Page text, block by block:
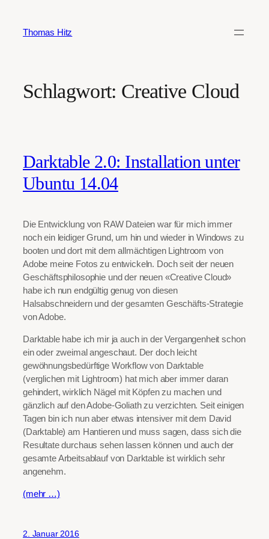
springenThomas Hitz
Schlagwort: Creative Cloud
Darktable 2.0: Installation unter
Ubuntu 14.04
Die Entwicklung von RAW Dateien war für mich immer
noch ein leidiger Grund, um hin und wieder in Windows zu
booten und dort mit dem allmächtigen Lightroom von
Adobe meine Fotos zu entwickeln. Doch seit der neuen
Geschäftsphilosophie und der neuen «Creative Cloud»
habe ich nun endgültig genug von diesen
Halsabschneidern und der gesamten Geschäfts-Strategie
von Adobe.
Darktable habe ich mir ja auch in der Vergangenheit schon
ein oder zweimal angeschaut. Der doch leicht
gewöhnungsbedürftige Workflow von Darktable
(verglichen mit Lightroom) hat mich aber immer daran
gehindert, wirklich Nägel mit Köpfen zu machen und
gänzlich auf den Adobe-Goliath zu verzichten. Seit einigen
Tagen bin ich nun aber etwas intensiver mit dem David
(Darktable) am Hantieren und muss sagen, dass sich die
Resultate durchaus sehen lassen können und auch der
gesamte Arbeitsablauf von Darktable ist wirklich sehr
angenehm.
(mehr …)
2. Januar 2016